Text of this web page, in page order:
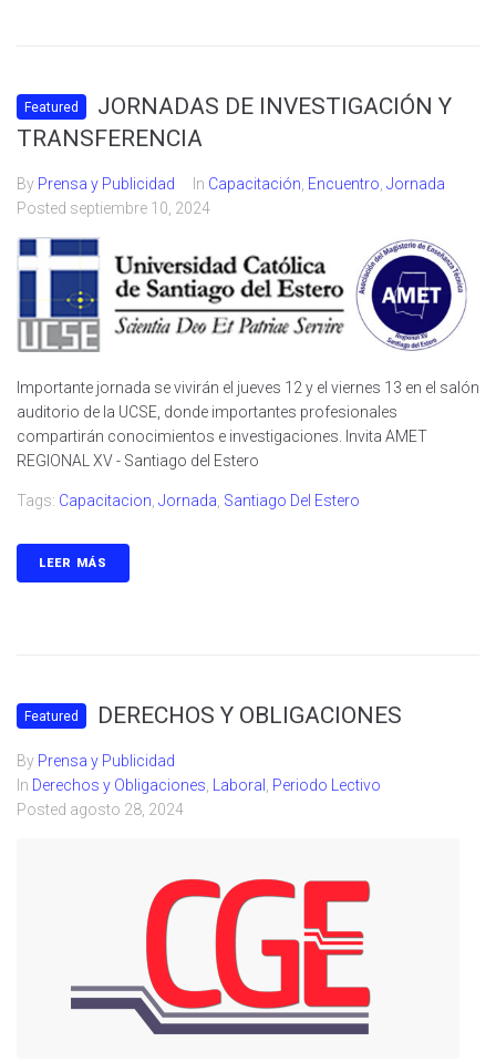
Featured
JORNADAS DE INVESTIGACIÓN Y
TRANSFERENCIA
By Prensa y Publicidad In Capacitación Encuentro Jornada
Posted septiembre 10, 2024
Importante jornada se vivirán el jueves 12 y el viernes 13 en el salón
auditorio de la UCSE, donde importantes profesionales
compartirán conocimientos e investigaciones. Invita AMET
REGIONAL XV - Santiago del Estero
Tags: Capacitacion Jornada Santiago Del Estero
LEER MÁS
Featured DERECHOS Y OBLIGACIONES
By Prensa y Publicidad
In Derechos y Obligaciones Laboral Periodo Lectivo
Posted agosto 28, 2024